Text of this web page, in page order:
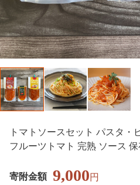
トマトソースセット パスタ・
フルーツトマト 完熟 ソース
寄附金額 9,000円